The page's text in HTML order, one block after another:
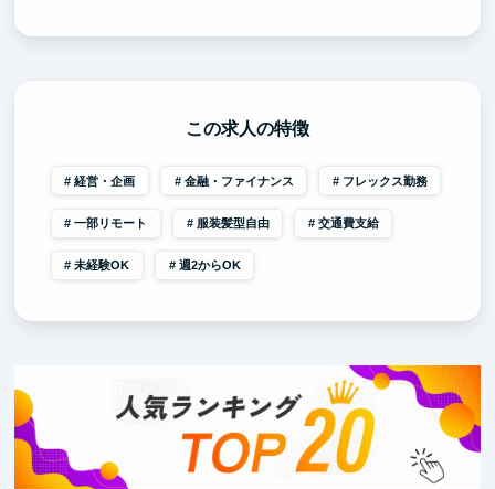
この求人の特徴
経営・企画 金融・ファイナンス フレックス勤務
一部リモート 服装髪型自由 交通費支給
未経験OK 週2からOK